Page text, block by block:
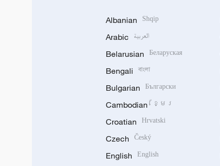
Albanian Shqip
Arabic العربية
Belarusian Беларуская
Bengali বাংলা
Bulgarian Български
Cambodian ខ្មែរ
Croatian Hrvatski
Czech Český
English English